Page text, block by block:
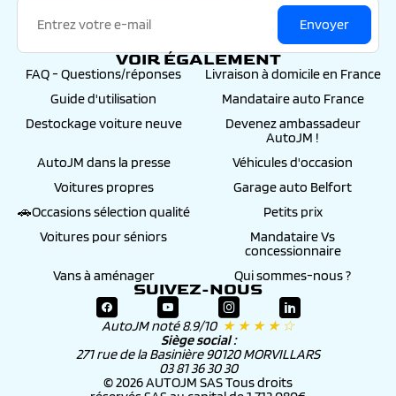
- Le kit sécurité (gilet de secours et triangle de
présignalisation).
minéralogiques définitives frappées de votre
numéro d’immatriculation.
>Gravage des vitres : 99€
, Auto JM procédera au
gravage des vitres du véhicule et à son
enregistrement au fichier informatique ARGOS
Le mandant bénéficiera du remboursement de sa
franchise assurance (à hauteur de 500€) en cas
d’accident et du remboursement « valeur à neuf »
avantages -détails et conditions sur notre page
>Préparation esthétique céramique : 299€, Si
l’entretien d’une voiture est essentiel à son bon
fonctionnement, maintenir l’éclat et la haute
brillance de la carrosserie permet avant tout de
conserver un aspect extérieur neuf à long terme
détails et conditions sur notre page
Envoyer
VOIR ÉGALEMENT
FAQ - Questions/réponses
Livraison à domicile en France
Guide d'utilisation
Mandataire auto France
Destockage voiture neuve
Devenez ambassadeur
AutoJM !
AutoJM dans la presse
Véhicules d'occasion
Voitures propres
Garage auto Belfort
🚗Occasions sélection qualité
Petits prix
Voitures pour séniors
Mandataire Vs
concessionnaire
Vans à aménager
Qui sommes-nous ?
SUIVEZ-NOUS
AutoJM noté 8.9/10 ★ ★ ★ ★ ☆
Siège social :
271 rue de la Basinière 90120 MORVILLARS
03 81 36 30 30
© 2026 AUTOJM SAS Tous droits